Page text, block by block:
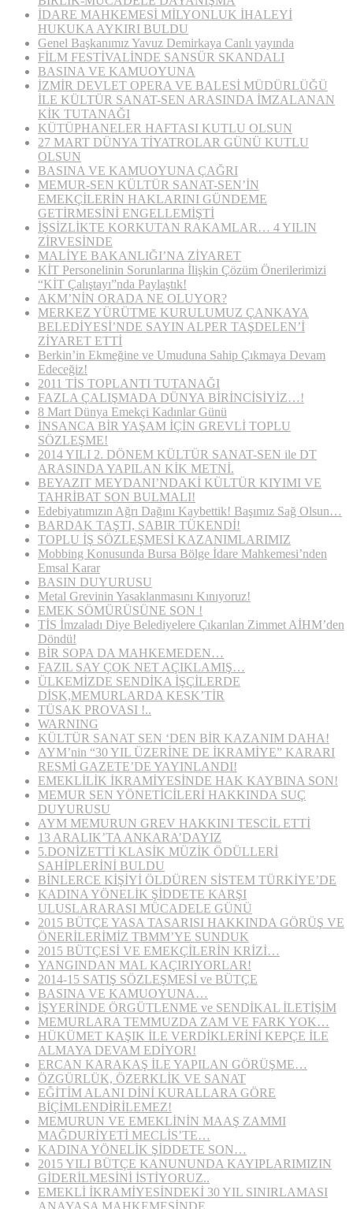
İDARE MAHKEMESİ MİLYONLUK İHALEYİ
HUKUKA AYKIRI BULDU
Genel Başkanımız Yavuz Demirkaya Canlı yayında
FİLM FESTİVALİNDE SANSÜR SKANDALI
BASINA VE KAMUOYUNA
İZMİR DEVLET OPERA VE BALESİ MÜDÜRLÜĞÜ
İLE KÜLTÜR SANAT-SEN ARASINDA İMZALANAN
KİK TUTANAĞI
KÜTÜPHANELER HAFTASI KUTLU OLSUN
27 MART DÜNYA TİYATROLAR GÜNÜ KUTLU
OLSUN
BASINA VE KAMUOYUNA ÇAĞRI
MEMUR-SEN KÜLTÜR SANAT-SEN’İN
EMEKÇİLERİN HAKLARINI GÜNDEME
GETİRMESİNİ ENGELLEMİŞTİ
İŞSİZLİKTE KORKUTAN RAKAMLAR… 4 YILIN
ZİRVESİNDE
MALİYE BAKANLIĞI’NA ZİYARET
KİT Personelinin Sorunlarına İlişkin Çözüm Önerilerimizi
“KİT Çalıştayı”nda Paylaştık!
AKM’NİN ORADA NE OLUYOR?
MERKEZ YÜRÜTME KURULUMUZ ÇANKAYA
BELEDİYESİ’NDE SAYIN ALPER TAŞDELEN’İ
ZİYARET ETTİ
Berkin’in Ekmeğine ve Umuduna Sahip Çıkmaya Devam
Edeceğiz!
2011 TİS TOPLANTI TUTANAĞI
FAZLA ÇALIŞMADA DÜNYA BİRİNCİSİYİZ…!
8 Mart Dünya Emekçi Kadınlar Günü
İNSANCA BİR YAŞAM İÇİN GREVLİ TOPLU
SÖZLEŞME!
2014 YILI 2. DÖNEM KÜLTÜR SANAT-SEN ile DT
ARASINDA YAPILAN KİK METNİ.
BEYAZIT MEYDANI’NDAKİ KÜLTÜR KIYIMI VE
TAHRİBAT SON BULMALI!
Edebiyatımızın Ağrı Dağını Kaybettik! Başımız Sağ Olsun…
BARDAK TAŞTI, SABIR TÜKENDİ!
TOPLU İŞ SÖZLEŞMESİ KAZANIMLARIMIZ
Mobbing Konusunda Bursa Bölge İdare Mahkemesi’nden
Emsal Karar
BASIN DUYURUSU
Metal Grevinin Yasaklanmasını Kınıyoruz!
EMEK SÖMÜRÜSÜNE SON !
TİS İmzaladı Diye Belediyelere Çıkarılan Zimmet AİHM’den
Döndü!
BİR SOPA DA MAHKEMEDEN…
FAZIL SAY ÇOK NET AÇIKLAMIŞ…
ÜLKEMİZDE SENDİKA İŞÇİLERDE
DİSK,MEMURLARDA KESK’TİR
TÜSAK PROVASI !..
WARNING
KÜLTÜR SANAT SEN ‘DEN BİR KAZANIM DAHA!
AYM’nin “30 YIL ÜZERİNE DE İKRAMİYE” KARARI
RESMİ GAZETE’DE YAYINLANDI!
EMEKLİLİK İKRAMİYESİNDE HAK KAYBINA SON!
MEMUR SEN YÖNETİCİLERİ HAKKINDA SUÇ
DUYURUSU
AYM MEMURUN GREV HAKKINI TESCİL ETTİ
13 ARALIK’TA ANKARA’DAYIZ
5.DONİZETTİ KLASİK MÜZİK ÖDÜLLERİ
SAHİPLERİNİ BULDU
BİNLERCE KİŞİYİ ÖLDÜREN SİSTEM TÜRKİYE’DE
KADINA YÖNELİK ŞİDDETE KARŞI
ULUSLARARASI MÜCADELE GÜNÜ
2015 BÜTÇE YASA TASARISI HAKKINDA GÖRÜŞ VE
ÖNERİLERİMİZ TBMM’YE SUNDUK
2015 BÜTÇESİ VE EMEKÇİLERİN KRİZİ…
YANGINDAN MAL KAÇIRIYORLAR!
2014-15 SATIŞ SÖZLEŞMESİ ve BÜTÇE
BASINA VE KAMUOYUNA…
İŞYERİNDE ÖRGÜTLENME ve SENDİKAL İLETİŞİM
MEMURLARA TEMMUZDA ZAM VE FARK YOK…
HÜKÜMET KAŞIK İLE VERDİKLERİNİ KEPÇE İLE
ALMAYA DEVAM EDİYOR!
ERCAN KARAKAŞ İLE YAPILAN GÖRÜŞME…
ÖZGÜRLÜK, ÖZERKLİK VE SANAT
EĞİTİM ALANI DİNİ KURALLARA GÖRE
BİÇİMLENDİRİLEMEZ!
MEMURUN VE EMEKLİNİN MAAŞ ZAMMI
MAĞDURİYETİ MECLİS’TE…
KADINA YÖNELİK ŞİDDETE SON…
2015 YILI BÜTÇE KANUNUNDA KAYIPLARIMIZIN
GİDERİLMESİNİ İSTİYORUZ..
EMEKLİ İKRAMİYESİNDEKİ 30 YIL SINIRLAMASI
ANAYASA MAHKEMESİNDE…